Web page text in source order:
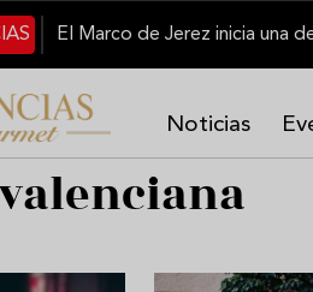
principal
Noticias